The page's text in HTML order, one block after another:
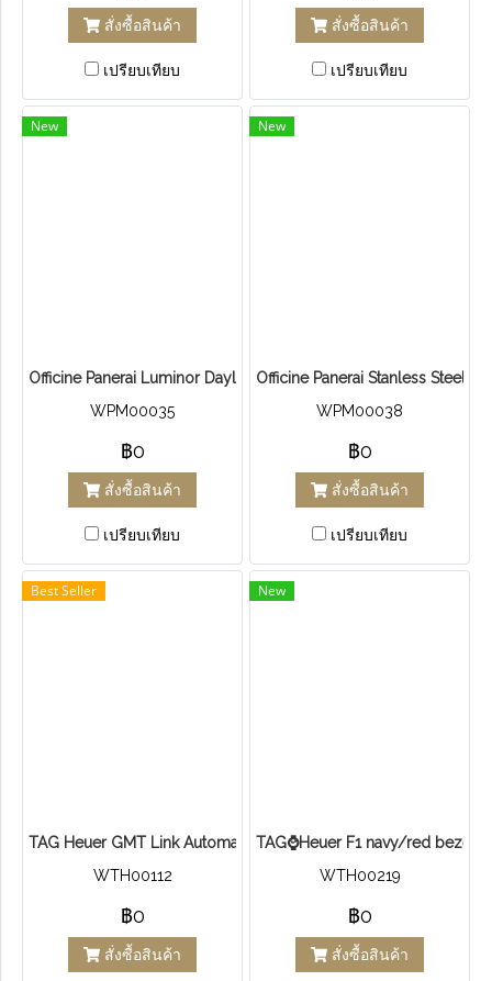
สั่งซื้อสินค้า
เปรียบเทียบ
สั่งซื้อสินค้า
เปรียบเทียบ
New
Officine Panerai Luminor Daylight​ PAM​ 250 หน้าดำ
WPM00035
฿0
สั่งซื้อสินค้า
เปรียบเทียบ
New
Officine Panerai Stanless Steel
WPM00038
฿0
สั่งซื้อสินค้า
เปรียบเทียบ
Best Seller
TA​G​ Heuer GMT Link​ Automatic Steel สีดำ​ วงแดง
WTH00112
฿0
สั่งซื้อสินค้า
New
T​AG⌚Heuer F1 navy/red bezel
WTH00219
฿0
สั่งซื้อสินค้า